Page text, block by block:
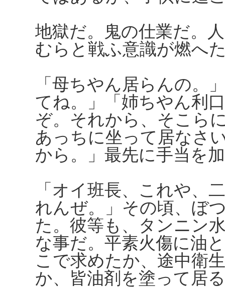
地獄だ。鬼の仕業だ。
むらと戦ふ意識が燃へ
「母ちやん居らんの。
てね。」「姉ちやん利
ぞ。それから、そこら
あっちに坐って居なさ
から。」最先に手当を
「オイ班長、これや、
れんぜ。」その頃、ぼ
た。彼等も、タンニン
な事だ。平素火傷に油
こで求めたか、途中衛
か、皆油剤を塗って居